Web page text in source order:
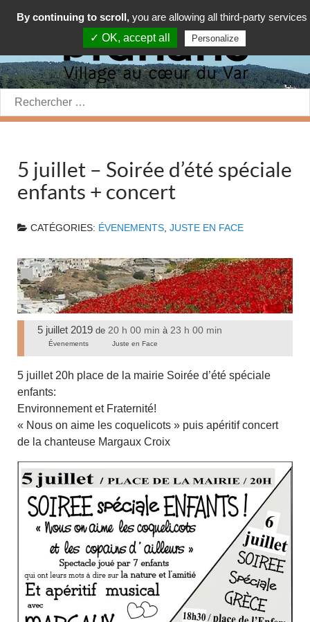
Rechercher:
5 juillet – Soirée d’été spéciale
enfants + concert
CATÉGORIES: ÉVENEMENTS, JUSTE EN FACE
5 juillet 2019 de 20 h 00 min à 23 h 00 min
Évenements Juste en Face
5 juillet 20h place de la mairie Soirée d’été spéciale
enfants:
Environnement et Fraternité!
« Nous on aime les coquelicots » puis apéritif concert
de la chanteuse Margaux Croix
By continuing to scroll, you are allowing all third-party services
✓ OK, accept all
Personalize